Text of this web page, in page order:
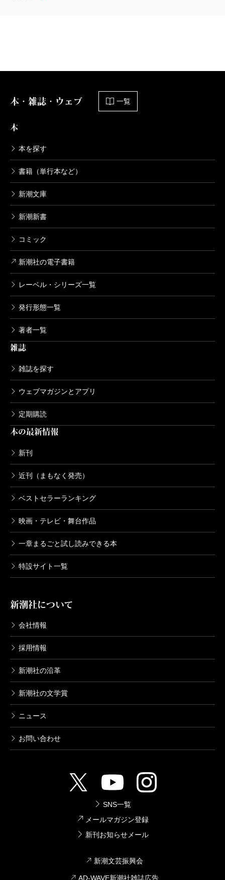
770円
本・雑誌・ウェブ 一覧
本
本を探す
書籍（単行本など）
新潮文庫
新潮新書
コミック
新潮社の電子書籍
レーベル・シリーズ一覧
発行形態一覧
著者一覧
雑誌
雑誌を探す
ウェブマガジンとアプリ
定期購読
本の最新情報
新刊
近刊（まもなく発売）
ベストセラーランキング
映画・テレビ・舞台作品
一章まるごと試し読みできる本
特設サイト一覧
新潮社について
会社情報
採用情報
新潮社の沿革
新潮社の文学賞
ニュース
お問い合わせ
SNS一覧
メールマガジン登録
新刊お知らせメール
新潮文芸振興会
AD-WAVE新潮社雑誌広告